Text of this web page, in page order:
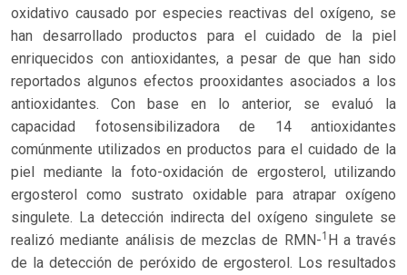
oxidativo causado por especies reactivas del oxígeno, se
han desarrollado productos para el cuidado de la piel
enriquecidos con antioxidantes, a pesar de que han sido
reportados algunos efectos prooxidantes asociados a los
antioxidantes. Con base en lo anterior, se evaluó la
capacidad fotosensibilizadora de 14 antioxidantes
comúnmente utilizados en productos para el cuidado de la
piel mediante la foto-oxidación de ergosterol, utilizando
ergosterol como sustrato oxidable para atrapar oxígeno
singulete. La detección indirecta del oxígeno singulete se
realizó mediante análisis de mezclas de RMN-1H a través
de la detección de peróxido de ergosterol. Los resultados